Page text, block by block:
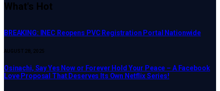
What's Hot
BREAKING: INEC Reopens PVC Registration Portal Nationwide
AUGUST 28, 2025
Osinachi, Say Yes Now or Forever Hold Your Peace – A Facebook
Love Proposal That Deserves Its Own Netflix Series!